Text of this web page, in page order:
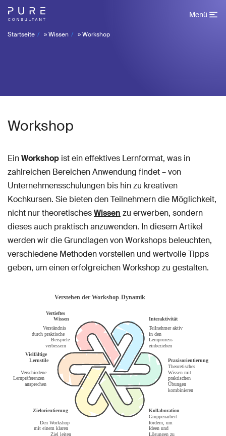
Menü
Startseite »Wissen »Workshop
Workshop
EinWorkshop ist ein effektives Lernformat, was in
zahlreichen Bereichen Anwendung findet – von
Unternehmensschulungen bis hin zu kreativen
Kochkursen. Sie bieten den Teilnehmern die Möglichkeit,
nicht nur theoretischesWissen zu erwerben, sondern
dieses auch praktisch anzuwenden. In diesem Artikel
werden wir die Grundlagen von Workshops beleuchten,
verschiedene Methoden vorstellen und wertvolle Tipps
geben, um einen erfolgreichen Workshop zu gestalten.